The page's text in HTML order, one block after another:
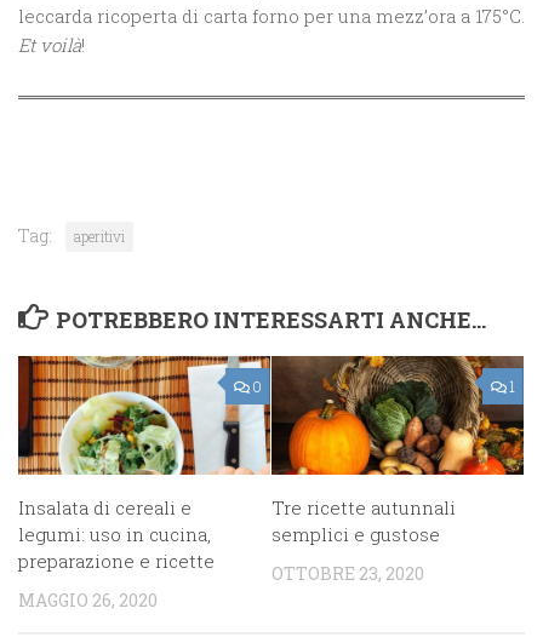
leccarda ricoperta di carta forno per una mezz’ora a 175°C.
Et voilà!
Tag: aperitivi
POTREBBERO INTERESSARTI ANCHE...
0
Insalata di cereali e
legumi: uso in cucina,
preparazione e ricette
MAGGIO 26, 2020
1
Tre ricette autunnali
semplici e gustose
OTTOBRE 23, 2020